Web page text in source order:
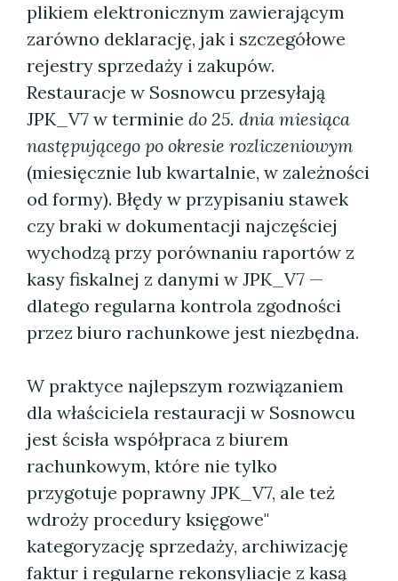
plikiem elektronicznym zawierającym
zarówno deklarację, jak i szczegółowe
rejestry sprzedaży i zakupów.
Restauracje w Sosnowcu przesyłają
JPK_V7 w terminie do 25. dnia miesiąca
następującego po okresie rozliczeniowym
(miesięcznie lub kwartalnie, w zależności
od formy). Błędy w przypisaniu stawek
czy braki w dokumentacji najczęściej
wychodzą przy porównaniu raportów z
kasy fiskalnej z danymi w JPK_V7 —
dlatego regularna kontrola zgodności
przez biuro rachunkowe jest niezbędna.
W praktyce najlepszym rozwiązaniem
dla właściciela restauracji w Sosnowcu
jest ścisła współpraca z biurem
rachunkowym, które nie tylko
przygotuje poprawny JPK_V7, ale też
wdroży procedury księgowe"
kategoryzację sprzedaży, archiwizację
faktur i regularne rekonsyliacje z kasą